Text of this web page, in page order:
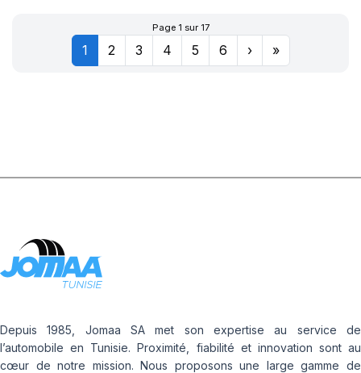
Page 1 sur 17
1 2 3 4 5 6 › »
Depuis 1985, Jomaa SA met son expertise au service de
l’automobile en Tunisie. Proximité, fiabilité et innovation sont au
cœur de notre mission. Nous proposons une large gamme de